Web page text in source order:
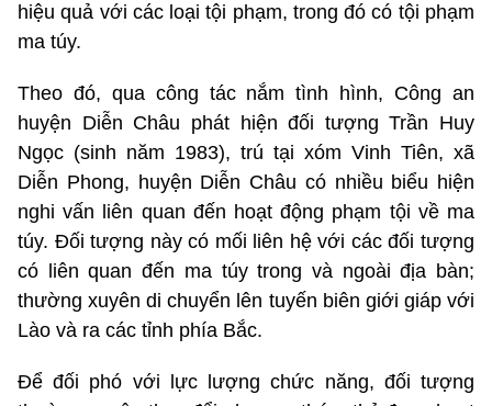
hiệu quả với các loại tội phạm, trong đó có tội phạm
ma túy.
Theo đó, qua công tác nắm tình hình, Công an
huyện Diễn Châu phát hiện đối tượng Trần Huy
Ngọc (sinh năm 1983), trú tại xóm Vinh Tiên, xã
Diễn Phong, huyện Diễn Châu có nhiều biểu hiện
nghi vấn liên quan đến hoạt động phạm tội về ma
túy. Đối tượng này có mối liên hệ với các đối tượng
có liên quan đến ma túy trong và ngoài địa bàn;
thường xuyên di chuyển lên tuyến biên giới giáp với
Lào và ra các tỉnh phía Bắc.
Để đối phó với lực lượng chức năng, đối tượng